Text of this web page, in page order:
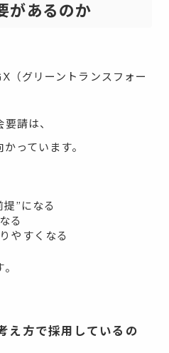
があるのか
（グリーントランスフォー
請は、
っています。
”になる
る
やすくなる
え方で採用しているの